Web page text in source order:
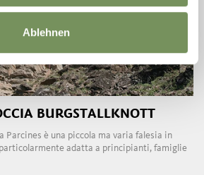
Ablehnen
BURGSTALLKNOTT
Parcines è una piccola ma varia falesia in
adatta a principianti, famiglie